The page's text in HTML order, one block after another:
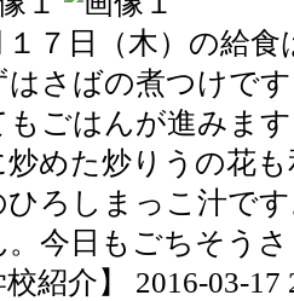
１７日（木）の給
はさばの煮つけで
もごはんが進みま
炒めた炒りうの花
ひろしまっこ汁で
。今日もごちそう
校紹介】 2016-03-17